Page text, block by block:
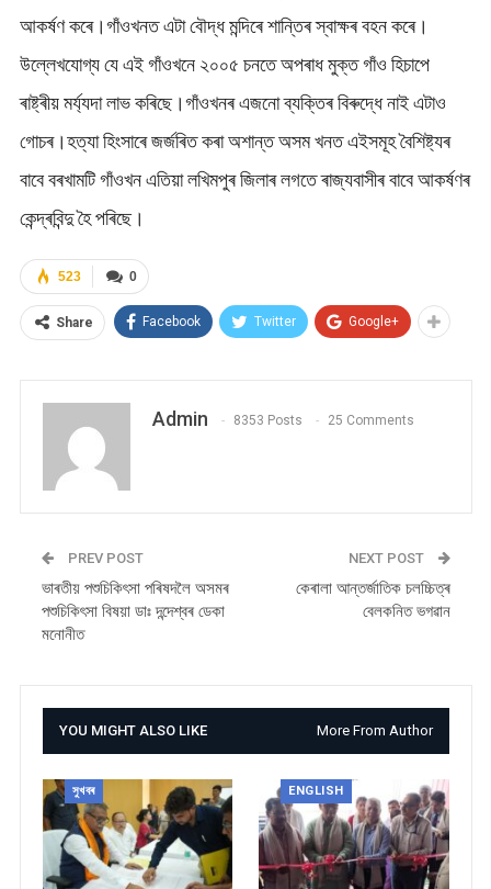
আকৰ্ষণ কৰে।গাঁওখনত এটা বৌদ্ধ মন্দিৰে শান্তিৰ স্বাক্ষৰ বহন কৰে।
উল্লেখযোগ্য যে এই গাঁওখনে ২০০৫ চনতে অপৰাধ মুক্ত গাঁও হিচাপে
ৰাষ্ট্ৰীয় মৰ্য্যদা লাভ কৰিছে।গাঁওখনৰ এজনো ব্যক্তিৰ বিৰুদ্ধে নাই এটাও
গোচৰ।হত্যা হিংসাৰে জৰ্জৰিত কৰা অশান্ত অসম খনত এইসমূহ বৈশিষ্ট্যৰ
বাবে বৰখামটি গাঁওখন এতিয়া লখিমপুৰ জিলাৰ লগতে ৰাজ্যবাসীৰ বাবে আকৰ্ষণৰ
কেন্দ্ৰবিন্দু হৈ পৰিছে।
0
523
Share Facebook Twitter Google+
Admin 8353 Posts 25 Comments
PREV POST
ভাৰতীয় পশুচিকিৎসা পৰিষদলৈ অসমৰ
পশুচিকিৎসা বিষয়া ডাঃ দন্দেশ্বৰ ডেকা
মনোনীত
NEXT POST
কেৰালা আন্তৰ্জাতিক চলচ্চিত্ৰ
বেলকনিত ভগৱান
YOU MIGHT ALSO LIKE More From Author
সুখবৰ ENGLISH